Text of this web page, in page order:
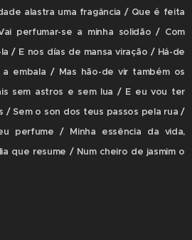
alastra uma fragância / Que é feita
perfumar-se a minha solidão / Com
/ E nos días de mansa viração / Há-de
embala / Mas hão-de vir também os
sem astros e sem lua / E eu vou ter
/ Sem o son dos teus passos pela rua /
perfume / Minha essência da vida,
que resume / Num cheiro de jasmim o